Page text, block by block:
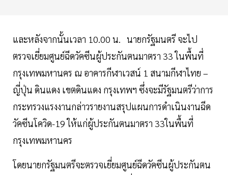
และหลังจากนั้นเวลา 10.00 น. นายกรัฐมนตรี จะไป
ตรวจเยี่ยมศูนย์ฉีดวัคซีนผู้ประกันตนมาตรา 33 ในพื้นที่
กรุงเทพมหานคร ณ อาคารกีฬาเวสน์ 1 สนามกีฬาไทย –
ญี่ปุ่น ดินแดง เขตดินแดง กรุงเทพฯ ซึ่งจะมีรัฐมนตรีว่าการ
กระทรวงแรงงานกล่าวรายงานสรุปแผนการดําเนินงานฉีด
วัคซีนโควิด-19 ให้แก่ผู้ประกันตนมาตรา 33ในพื้นที่
กรุงเทพมหานคร
โดยนายกรัฐมนตรีจะตรวจเยี่ยมศูนย์ฉีดวัคซีนผู้ประกันตน